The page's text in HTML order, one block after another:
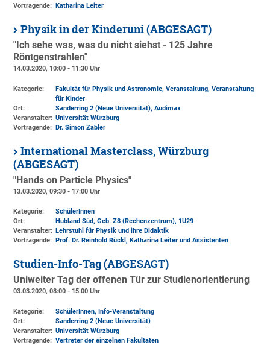
Vortragende:
Katharina Leiter
Physik in der Kinderuni (ABGESAGT)
"Ich sehe was, was du nicht siehst - 125 Jahre
Röntgenstrahlen"
14.03.2020, 10:00 - 11:30 Uhr
Kategorie:
Fakultät für Physik und Astronomie, Veranstaltung, Veranstaltung
für Kinder
Ort:
Sanderring 2 (Neue Universität), Audimax
Veranstalter: Universität Würzburg
Vortragende: Dr. Simon Zabler
International Masterclass, Würzburg
(ABGESAGT)
"Hands on Particle Physics"
13.03.2020, 09:30 - 17:00 Uhr
Kategorie:
SchülerInnen
Ort:
Hubland Süd, Geb. Z8 (Rechenzentrum), 1U29
Veranstalter: Lehrstuhl für Physik und ihre Didaktik
Vortragende:
Prof. Dr. Reinhold Rückl, Katharina Leiter und Assistenten
Studien-Info-Tag (ABGESAGT)
Uniweiter Tag der offenen Tür zur Studienorientierung
03.03.2020, 08:00 - 15:00 Uhr
Kategorie:
SchülerInnen, Info-Veranstaltung
Ort:
Sanderring 2 (Neue Universität)
Veranstalter: Universität Würzburg
Vortragende: Vertreter der einzelnen Fakultäten